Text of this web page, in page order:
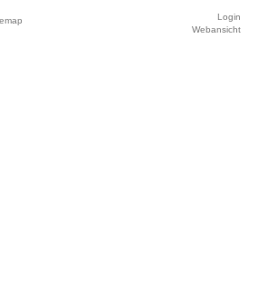
Login
Webansicht